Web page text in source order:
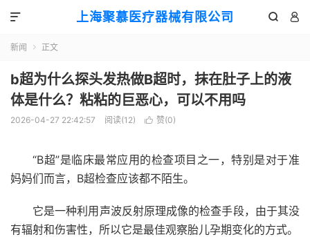
上海聚慕医疗器械有限公司  

新闻  正文
b超为什么探头发热做B超时，抹在肚子上的液
体是什么？粘粘的巨恶心，可以不用吗
2026-04-27 22:42:57 阅读(12)  赞(0)
“B超”是临床最常应用的检查项目之一，特别是对于准
妈妈们而言，B超检查应该都不陌生。
它是一种利用声波反射原理成像的检查手段，由于其没
有辐射和伤害性，所以它是最佳观察胎儿孕期变化的方式。